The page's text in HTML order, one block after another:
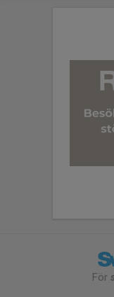
För